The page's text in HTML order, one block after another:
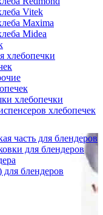
Vitek
Maxima
Midea
хлебопечки
хлебопечки
хлебопечек
часть для блендеров
для блендеров
блендеров